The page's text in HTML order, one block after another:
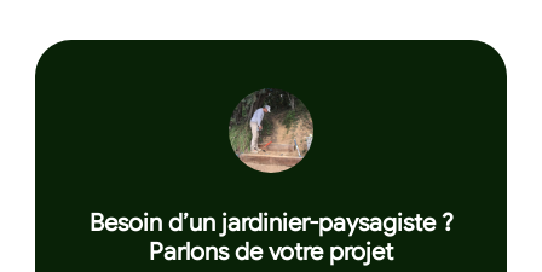
Besoin d’un jardinier-paysagiste ?
Parlons de votre projet